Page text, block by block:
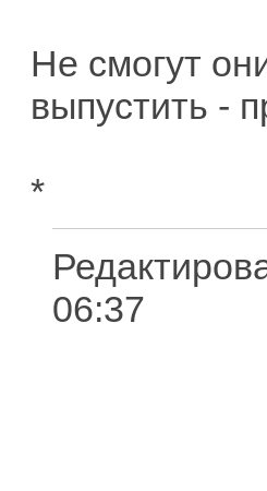
Не смогут
выпустить -
*
06:37